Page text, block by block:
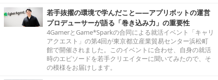
若手抜擢の環境で学んだこと――アプリボットの運営
プロデューサーが語る「巻き込み力」の重要性
4GamerとGame*Sparkの合同による就活イベント「キャリ
アクエスト」の第4回が東京都立産業貿易センター浜松町
館で開催されました。このイベントに合わせ、自身の就活
時のエピソードを若手クリエイターに聞いてみたので、そ
の模様をお届けします。